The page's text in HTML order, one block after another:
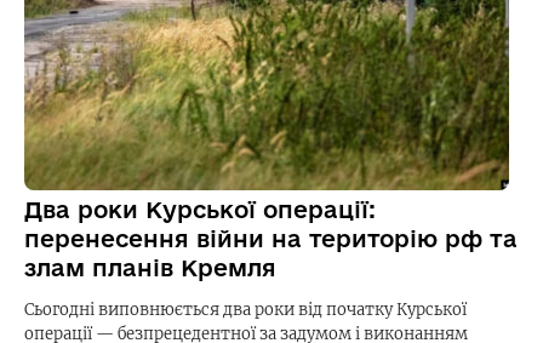
Два роки Курської операції:
перенесення війни на територію рф та
злам планів Кремля
Сьогодні виповнюється два роки від початку Курської
операції — безпрецедентної за задумом і виконанням